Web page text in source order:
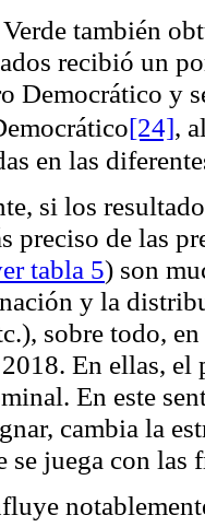
también
recibió un
Democrático y
[24],
en las
si los
preciso de las
tabla 5) son
y la
sobre todo,
En ellas, el
En este
cambia la
se juega con las